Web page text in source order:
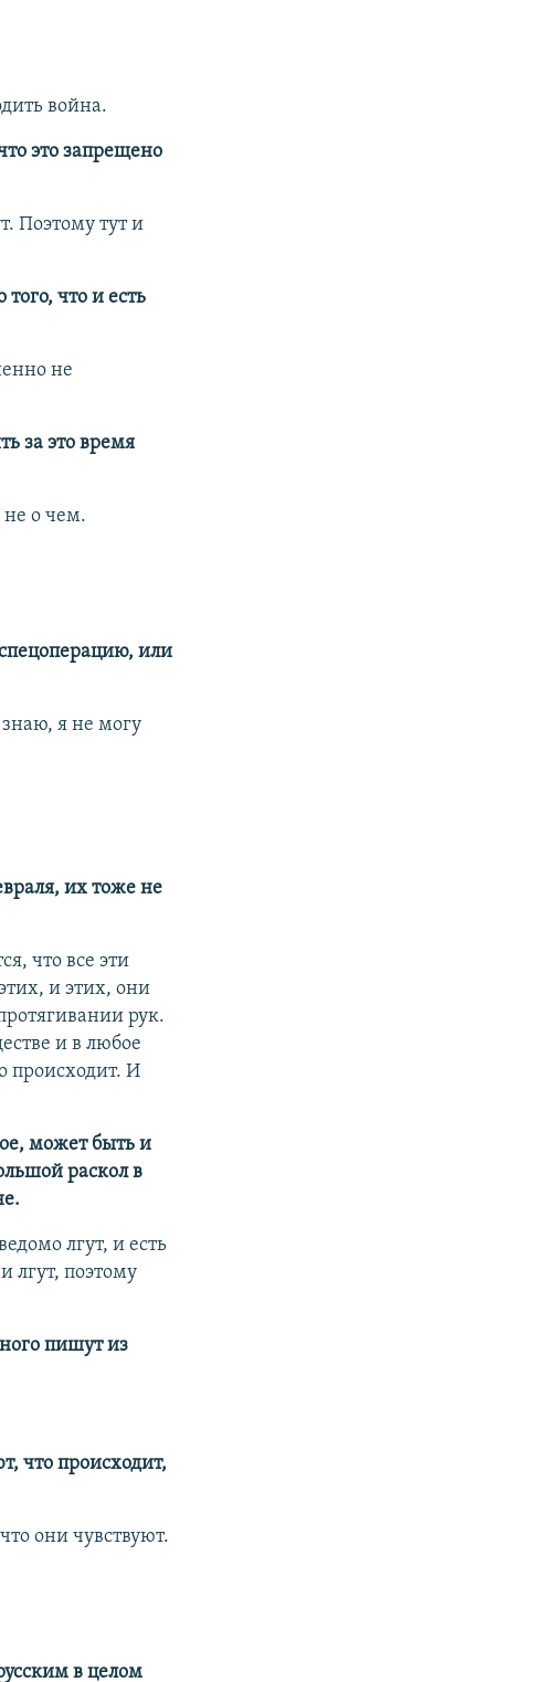
война.
это запрещено
Поэтому тут и
что и есть
не
за это время
не о чем.
или
я не могу
их тоже не
что все эти
и этих, они
рук.
и в любое
происходит. И
может быть и
раскол в
лгут, и есть
лгут, поэтому
пишут из
что происходит,
они чувствуют.
в целом